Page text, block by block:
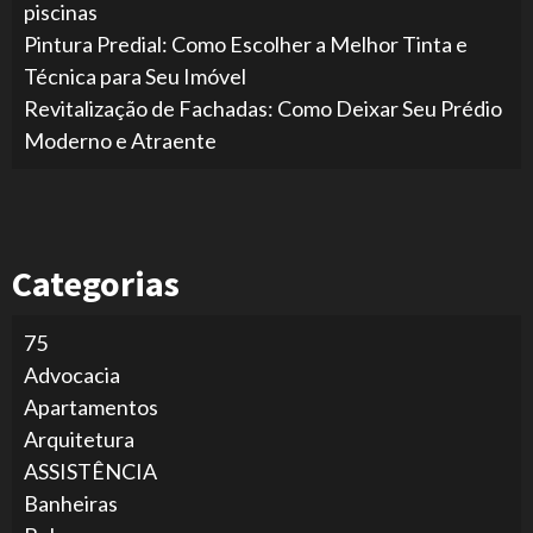
piscinas
Pintura Predial: Como Escolher a Melhor Tinta e
Técnica para Seu Imóvel
Revitalização de Fachadas: Como Deixar Seu Prédio
Moderno e Atraente
Categorias
75
Advocacia
Apartamentos
Arquitetura
ASSISTÊNCIA
Banheiras